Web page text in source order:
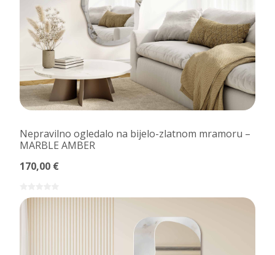
Nepravilno ogledalo na bijelo-zlatnom mramoru –
MARBLE AMBER
170,00 €